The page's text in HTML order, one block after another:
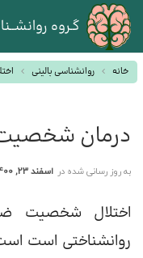
گـروه
خانه روانشناسی بالینی
درمان
به روز رسانی شده در اسفند 23, 1400